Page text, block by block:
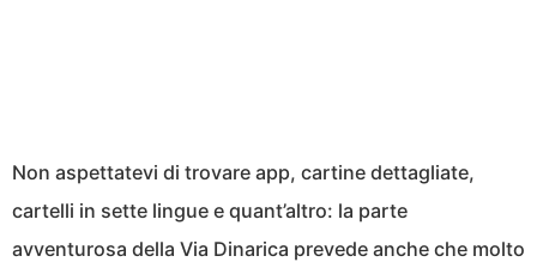
Non aspettatevi di trovare app, cartine dettagliate,
cartelli in sette lingue e quant’altro: la parte
avventurosa della Via Dinarica prevede anche che molto